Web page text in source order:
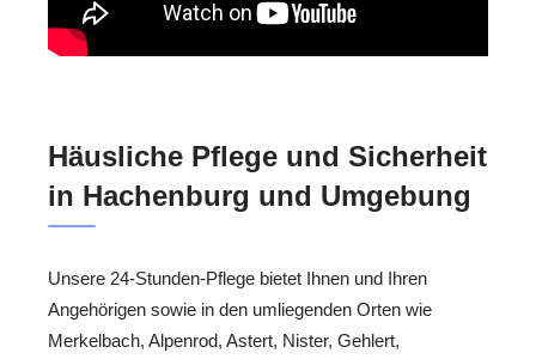
Häusliche Pflege und Sicherheit
in Hachenburg und Umgebung
Unsere 24-Stunden-Pflege bietet Ihnen und Ihren
Angehörigen sowie in den umliegenden Orten wie
Merkelbach, Alpenrod, Astert, Nister, Gehlert,